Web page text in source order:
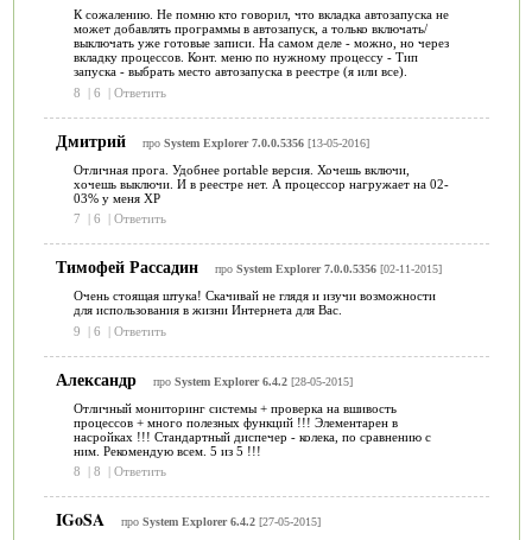
К сожалению. Не помню кто говорил, что вкладка автозапуска не
может добавлять программы в автозапуск, а только включать/
выключать уже готовые записи. На самом деле - можно, но через
вкладку процессов. Конт. меню по нужному процессу - Тип
запуска - выбрать место автозапуска в реестре (я или все).
8
| 6 | Ответить
Дмитрий про System Explorer 7.0.0.5356[13-05-2016]
Отличная прога. Удобнее portable версия. Хочешь включи,
хочешь выключи. И в реестре нет. А процессор нагружает на 02-
03% у меня XP
7
| 6 | Ответить
Тимофей Рассадин про System Explorer 7.0.0.5356[02-11-2015]
Очень стоящая штука! Скачивай не глядя и изучи возможности
для использования в жизни Интернета для Вас.
9
| 6 | Ответить
Александр про System Explorer 6.4.2[28-05-2015]
Отличный мониторинг системы + проверка на вшивость
процессов + много полезных функций !!! Элементарен в
насройках !!! Стандартный диспечер - колека, по сравнению с
ним. Рекомендую всем. 5 из 5 !!!
8
| 8 | Ответить
IGoSA про System Explorer 6.4.2[27-05-2015]